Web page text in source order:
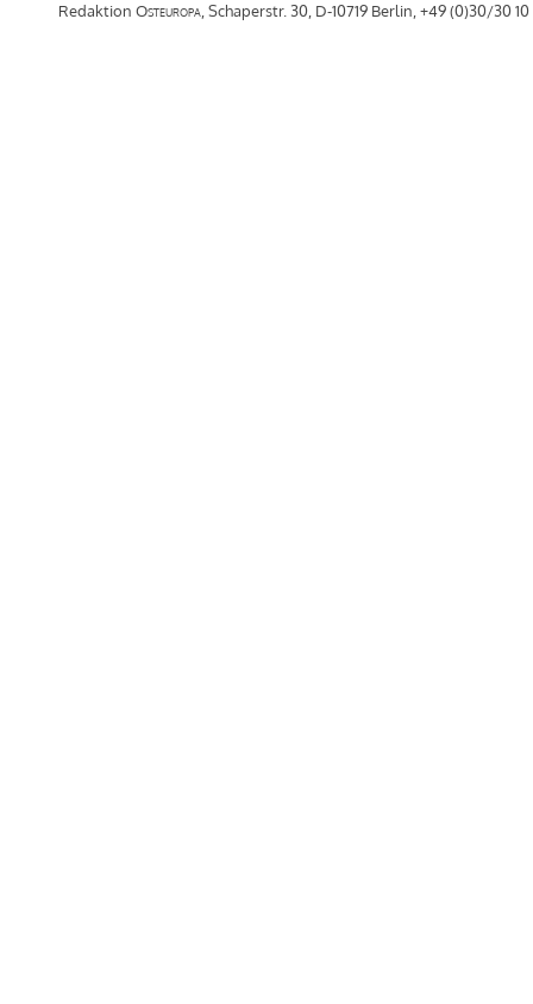
Redaktion Osteuropa, Schaperstr. 30, D-10719 Berlin, +49 (0)30/30